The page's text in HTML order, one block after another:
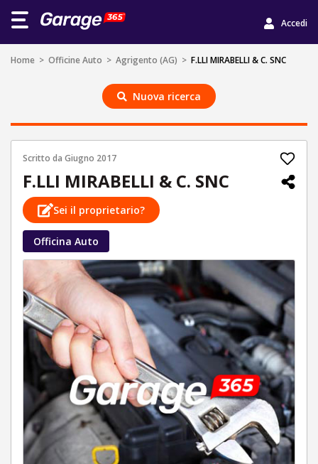
Accedi
Home > Officine Auto > Agrigento (AG) > F.LLI MIRABELLI & C. SNC
Nuova ricerca
Scritto da Giugno 2017
F.LLI MIRABELLI & C. SNC
Sei il proprietario?
Officina Auto